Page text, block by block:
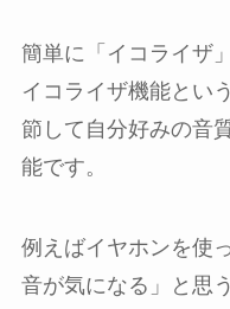
簡単に「イコライザ
イコライザ機能とい
節して自分好みの音
能です。
例えばイヤホンを使
音が気になる」と思